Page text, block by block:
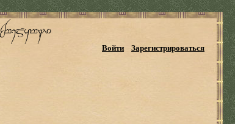
Войти Зарегистрироваться